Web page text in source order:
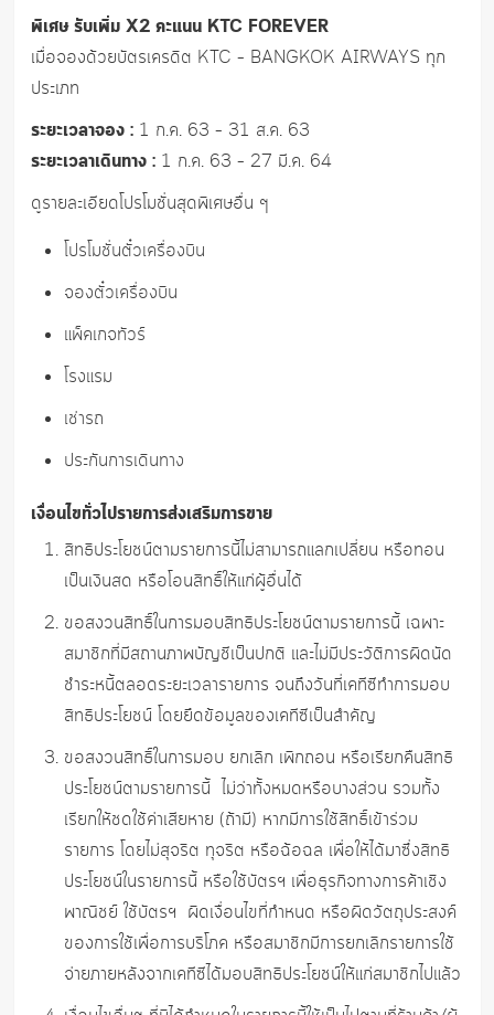
พิเศษ รับเพิ่ม X2 คะแนน KTC FOREVER
เมื่อจองด้วยบัตรเครดิต KTC – BANGKOK AIRWAYS ทุก
ประเภท
ระยะเวลาจอง :1 ก.ค. 63 – 31 ส.ค. 63
ระยะเวลาเดินทาง :1 ก.ค. 63 – 27 มี.ค. 64
ดูรายละเอียดโปรโมชั่นสุดพิเศษอื่น ๆ
โปรโมชั่นตั๋วเครื่องบิน
จองตั๋วเครื่องบิน
แพ็คเกจทัวร์
โรงแรม
เช่ารถ
ประกันการเดินทาง
เงื่อนไขทั่วไปรายการส่งเสริมการขาย
สิทธิประโยชน์ตามรายการนี้ไม่สามารถแลกเปลี่ยน หรือทอน
เป็นเงินสด หรือโอนสิทธิ์ให้แก่ผู้อื่นได้
ขอสงวนสิทธิ์ในการมอบสิทธิประโยชน์ตามรายการนี้ เฉพาะ
สมาชิกที่มีสถานภาพบัญชีเป็นปกติ และไม่มีประวัติการผิดนัด
ชำระหนี้ตลอดระยะเวลารายการ จนถึงวันที่เคทีซีทำการมอบ
สิทธิประโยชน์ โดยยึดข้อมูลของเคทีซีเป็นสำคัญ
ขอสงวนสิทธิ์ในการมอบ ยกเลิก เพิกถอน หรือเรียกคืนสิทธิ
ประโยชน์ตามรายการนี้ ไม่ว่าทั้งหมดหรือบางส่วน รวมทั้ง
เรียกให้ชดใช้ค่าเสียหาย (ถ้ามี) หากมีการใช้สิทธิ์เข้าร่วม
รายการ โดยไม่สุจริต ทุจริต หรือฉ้อฉล เพื่อให้ได้มาซึ่งสิทธิ
ประโยชน์ในรายการนี้ หรือใช้บัตรฯ เพื่อธุรกิจทางการค้าเชิง
พาณิชย์ ใช้บัตรฯ ผิดเงื่อนไขที่กำหนด หรือผิดวัตถุประสงค์
ของการใช้เพื่อการบริโภค หรือสมาชิกมีการยกเลิกรายการใช้
จ่ายภายหลังจากเคทีซีได้มอบสิทธิประโยชน์ให้แก่สมาชิกไปแล้ว